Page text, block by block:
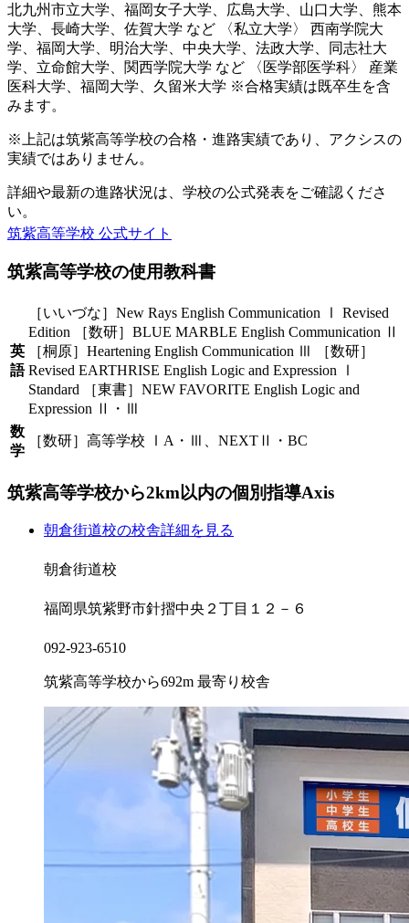
北九州市立大学、福岡女子大学、広島大学、山口大学、熊本
大学、長崎大学、佐賀大学 など 〈私立大学〉 西南学院大
学、福岡大学、明治大学、中央大学、法政大学、同志社大
学、立命館大学、関西学院大学 など 〈医学部医学科〉 産業
医科大学、福岡大学、久留米大学 ※合格実績は既卒生を含
みます。
※上記は筑紫高等学校の合格・進路実績であり、アクシスの
実績ではありません。
詳細や最新の進路状況は、学校の公式発表をご確認くださ
い。
筑紫高等学校 公式サイト
筑紫高等学校の使用教科書
英
語
［いいづな］New Rays English Communication Ⅰ Revised
Edition ［数研］BLUE MARBLE English Communication Ⅱ
［桐原］Heartening English Communication Ⅲ ［数研］
Revised EARTHRISE English Logic and Expression Ⅰ
Standard ［東書］NEW FAVORITE English Logic and
Expression Ⅱ・Ⅲ
数
学
［数研］高等学校 ⅠA・Ⅲ、NEXTⅡ・BC
筑紫高等学校から2km以内の個別指導Axis
朝倉街道校の校舎詳細を見る
朝倉街道校
福岡県筑紫野市針摺中央２丁目１２－６
092-923-6510
筑紫高等学校から692m 最寄り校舎